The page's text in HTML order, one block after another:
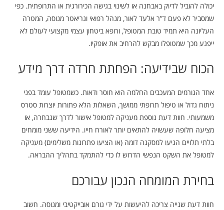
יכולה להוביל לדיוק באבחנה או לשינוי בגישה הכירורגית או התרופתית. כפי
שמסביר לא פעם ד”ר אלעד לאור, מנהל רפואי וגריאטר מנוסה, המטרה
העליונה היא תמיד טובת המטופל, ורופא ביטחון עצמי מקצועי לעולם לא
ייפגע מכך שמטופלו מבקש להרחיב את אופקיו.
הכוח שבידיעה: הפחתת חרדה דרך מידע
אחד הגורמים המעכבים החלמה הוא חוסר ודאות. כשמטופל עומד בפני
ניתוח גדול או טיפול תרופתי ממושך, השאלות הלא פתורות יוצרות סטרס
משמעותי. חוות דעת נוספת מעניקה למטופל אישור לדרך שנבחרה, או
מציעה חלופה שעשויה להתאים יותר לאורח חייו. הידיעה ששני מומחים
בלתי תלויים הגיעו למסקנה דומה (או הציעו פתרונות משלימים) מעניקה
למטופל את השקט הנפשי הדרוש לו כדי להתמקד בתהליך ההבראה.
בחירת המומחה הנכון עבורכם
חוות דעת שנייה צריכה להיעשות על ידי גורם אובייקטיבי ומנוסה. חשוב